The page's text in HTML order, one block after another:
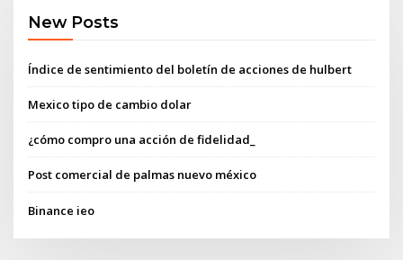
New Posts
Índice de sentimiento del boletín de acciones de hulbert
Mexico tipo de cambio dolar
¿cómo compro una acción de fidelidad_
Post comercial de palmas nuevo méxico
Binance ieo